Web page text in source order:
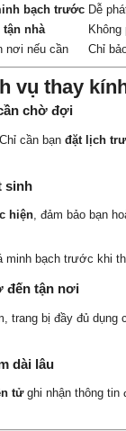
bạch trước Dễ
nhà
nơi nếu cần Chỉ
vụ thay
chờ đợi
cần bạn đặt lịch
sinh
hiện , đảm bảo bạn
minh bạch trước khi
đến tận nơi
trang bị đầy đủ dụng
dài lâu
tửghi nhận thông tin